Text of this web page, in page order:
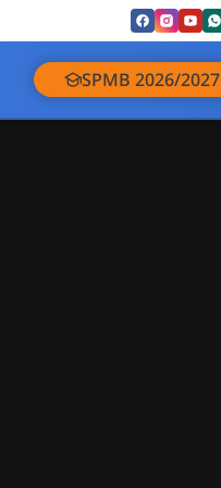
SPMB 2026/2027